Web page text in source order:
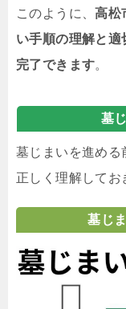
このように、高松
い手順の理解と適
完了できます。
墓
墓じまいを進める
正しく理解してお
墓じ